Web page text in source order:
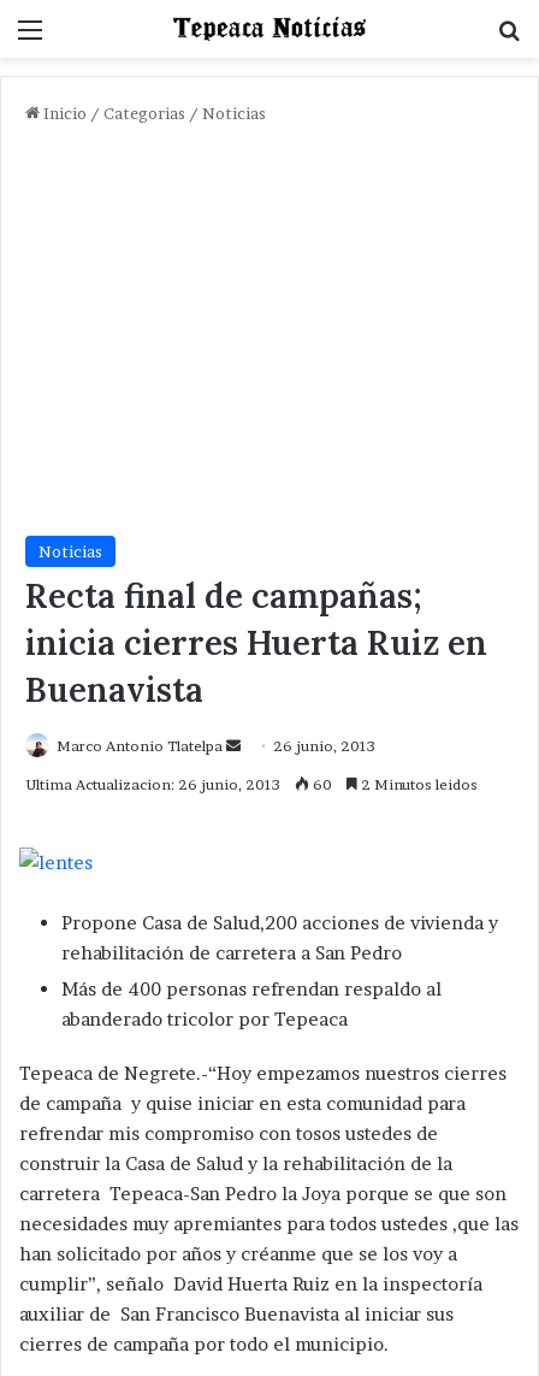
Menu
Inicio / Categorias / Noticias
Noticias
Recta final de campañas;
inicia cierres Huerta Ruiz en
Buenavista
Marco Antonio Tlatelpa
Send 26 junio, 2013
Ultima Actualizacion: 26 junio, 2013 60 2 Minutos leidos
Propone Casa de Salud,200 acciones de vivienda y
rehabilitación de carretera a San Pedro
Más de 400 personas refrendan respaldo al
abanderado tricolor por Tepeaca
Tepeaca de Negrete.-“Hoy empezamos nuestros cierres
de campaña y quise iniciar en esta comunidad para
refrendar mis compromiso con tosos ustedes de
construir la Casa de Salud y la rehabilitación de la
carretera Tepeaca-San Pedro la Joya porque se que son
necesidades muy apremiantes para todos ustedes ,que las
han solicitado por años y créanme que se los voy a
cumplir”, señalo David Huerta Ruiz en la inspectoría
auxiliar de San Francisco Buenavista al iniciar sus
cierres de campaña por todo el municipio.